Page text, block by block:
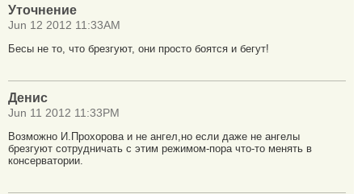
Уточнение
Jun 12 2012 11:33AM
Бесы не то, что брезгуют, они просто боятся и бегут!
Денис
Jun 11 2012 11:33PM
Возможно И.Прохорова и не ангел,но если даже не ангелы
брезгуют сотрудничать с этим режимом-пора что-то менять в
консерватории.